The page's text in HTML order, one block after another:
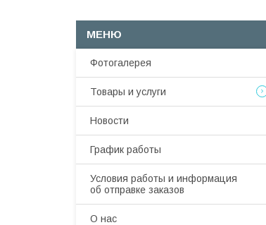
Фотогалерея
Товары и услуги
Новости
График работы
Условия работы и информация
об отправке заказов
О нас